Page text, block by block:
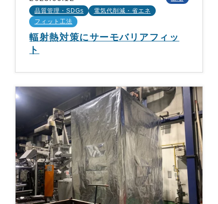
品質管理・SDGs
電気代削減・省エネ
フィット工法
輻射熱対策にサーモバリアフィッ
ト